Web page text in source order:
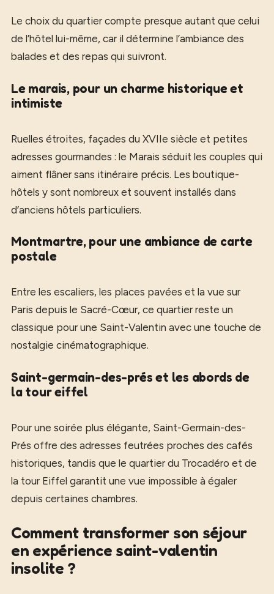
Le choix du quartier compte presque autant que celui
de l’hôtel lui-même, car il détermine l’ambiance des
balades et des repas qui suivront.
Le marais, pour un charme historique et
intimiste
Ruelles étroites, façades du XVIIe siècle et petites
adresses gourmandes : le Marais séduit les couples qui
aiment flâner sans itinéraire précis. Les boutique-
hôtels y sont nombreux et souvent installés dans
d’anciens hôtels particuliers.
Montmartre, pour une ambiance de carte
postale
Entre les escaliers, les places pavées et la vue sur
Paris depuis le Sacré-Cœur, ce quartier reste un
classique pour une Saint-Valentin avec une touche de
nostalgie cinématographique.
Saint-germain-des-prés et les abords de
la tour eiffel
Pour une soirée plus élégante, Saint-Germain-des-
Prés offre des adresses feutrées proches des cafés
historiques, tandis que le quartier du Trocadéro et de
la tour Eiffel garantit une vue impossible à égaler
depuis certaines chambres.
Comment transformer son séjour
en expérience saint-valentin
insolite ?